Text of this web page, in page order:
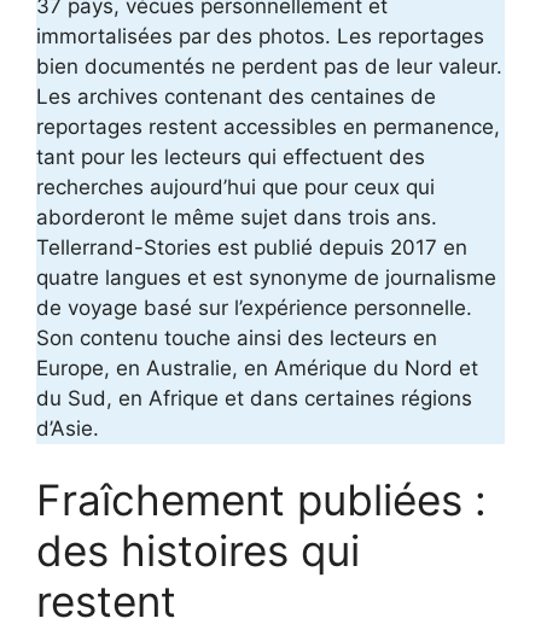
37 pays, vécues personnellement et
immortalisées par des photos. Les reportages
bien documentés ne perdent pas de leur valeur.
Les archives contenant des centaines de
reportages restent accessibles en permanence,
tant pour les lecteurs qui effectuent des
recherches aujourd’hui que pour ceux qui
aborderont le même sujet dans trois ans.
Tellerrand-Stories est publié depuis 2017 en
quatre langues et est synonyme de journalisme
de voyage basé sur l’expérience personnelle.
Son contenu touche ainsi des lecteurs en
Europe, en Australie, en Amérique du Nord et
du Sud, en Afrique et dans certaines régions
d’Asie.
Fraîchement publiées :
des histoires qui
restent